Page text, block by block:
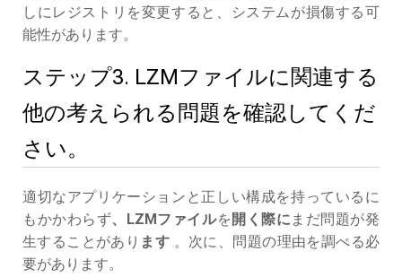
しにレジストリを変更すると、システムが損傷する可
能性があります。
ステップ3. LZMファイルに関連する
他の考えられる問題を確認してくだ
さい。
適切なアプリケーションと正しい構成を持っているに
もかかわらず、LZMファイルを 開く際に まだ問題が発
生することがあり ます 。次に、問題の理由を調べる必
要があります。